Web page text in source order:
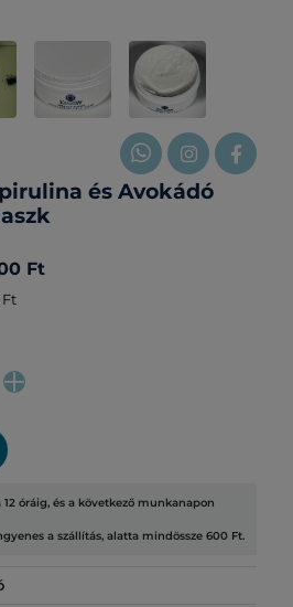
és Avokádó
Ft
óráig, és a következő munkanapon
a szállítás, alatta mindössze 600 Ft.